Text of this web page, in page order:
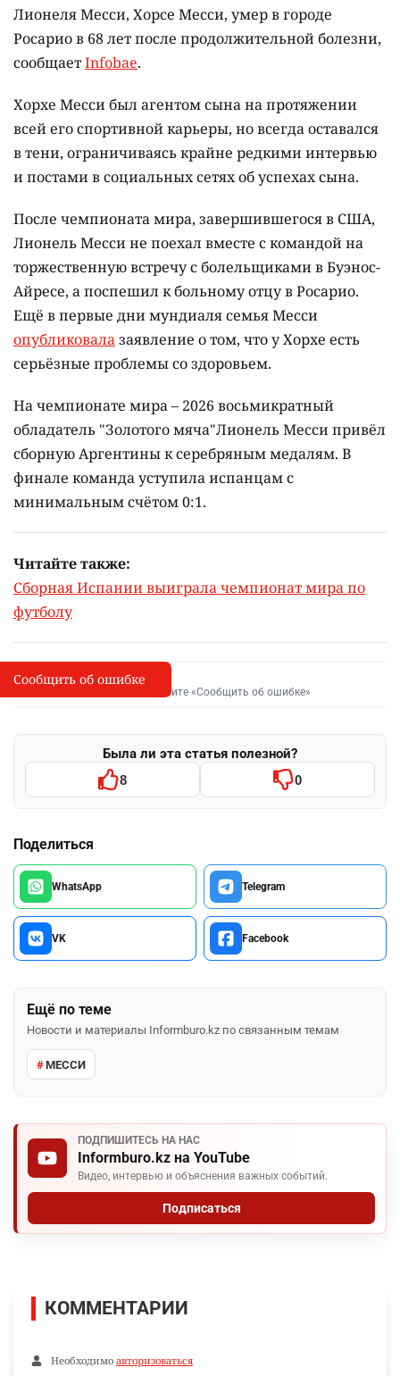
Лионеля Месси, Хорсе Месси, умер в городе
Росарио в 68 лет после продолжительной болезни,
сообщаетInfobae.
Хорхе Месси был агентом сына на протяжении
всей его спортивной карьеры, но всегда оставался
в тени, ограничиваясь крайне редкими интервью
и постами в социальных сетях об успехах сына.
После чемпионата мира, завершившегося в США,
Лионель Месси не поехал вместе с командой на
торжественную встречу с болельщиками в Буэнос-
Айресе, а поспешил к больному отцу в Росарио.
Ещё в первые дни мундиаля семья Месси
опубликовалазаявление о том, что у Хорхе есть
серьёзные проблемы со здоровьем.
На чемпионате мира – 2026 восьмикратный
обладатель "Золотого мяча"Лионель Месси привёл
сборную Аргентины к серебряным медалям. В
финале команда уступила испанцам с
минимальным счётом 0:1.
Читайте также:
Сборная Испании выиграла чемпионат мира по
футболу
I
Сообщить об опечатке
Выделите фрагмент и нажмите «Сообщить об ошибке»
Была ли эта статья полезной?
8 0
Поделиться
WhatsApp Telegram
VK Facebook
Ещё по теме
Новости и материалы Informburo.kz по связанным темам
МЕССИ
ПОДПИШИТЕСЬ НА НАС
Informburo.kz на YouTube
Видео, интервью и объяснения важных событий.
Подписаться
Сообщить об ошибке
КОММЕНТАРИИ
Необходимо авторизоваться